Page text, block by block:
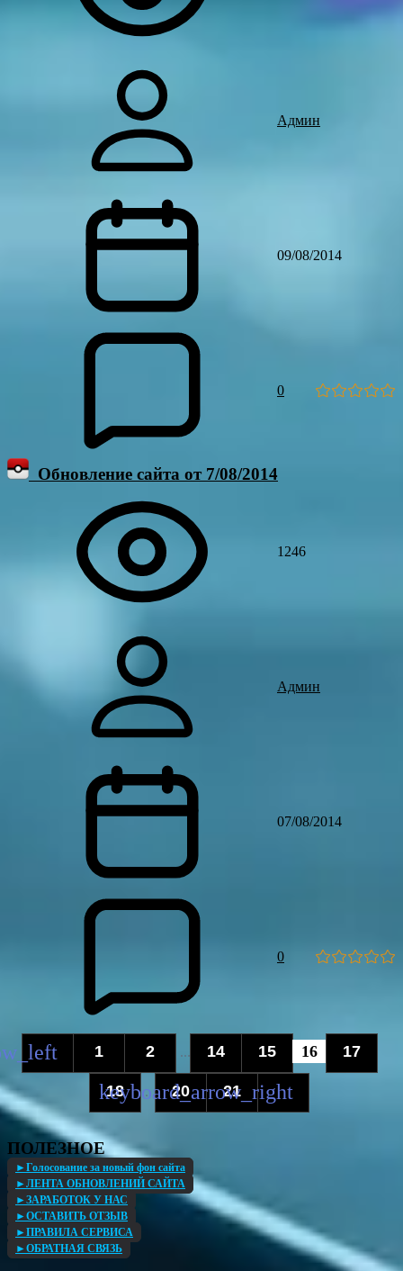
Админ
09/08/2014
0
Обновление сайта от 7/08/2014
1246
Админ
07/08/2014
0
1 2 ... 14 15 16 17
18 ... 20 21
ПОЛЕЗНОЕ
►Голосование за новый фон сайта
►ЛЕНТА ОБНОВЛЕНИЙ САЙТА
►ЗАРАБОТОК У НАС
►ОСТАВИТЬ ОТЗЫВ
►ПРАВИЛА СЕРВИСА
►ОБРАТНАЯ СВЯЗЬ